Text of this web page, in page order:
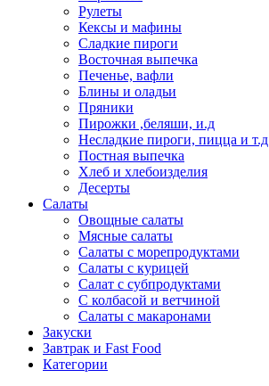
Рулеты
Кексы и мафины
Сладкие пироги
Восточная выпечка
Печенье, вафли
Блины и оладьи
Пряники
Пирожки ,беляши, и.д
Несладкие пироги, пицца и т.д
Постная выпечка
Хлеб и хлебоизделия
Десерты
Салаты
Овощные салаты
Мясные салаты
Салаты с морепродуктами
Салаты с курицей
Салат с субпродуктами
С колбасой и ветчиной
Салаты с макаронами
Закуски
Завтрак и Fast Food
Категории